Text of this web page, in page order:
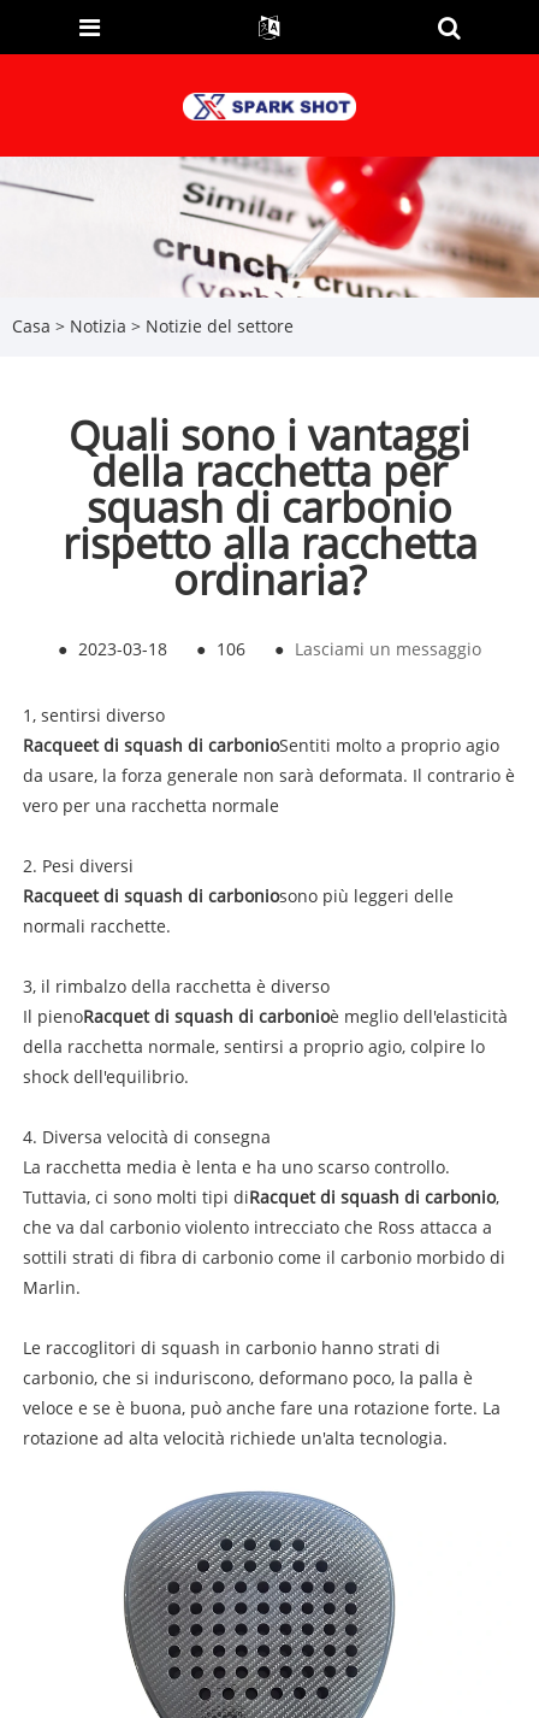
Casa > Notizia > Notizie del settore
Quali sono i vantaggi
della racchetta per
squash di carbonio
rispetto alla racchetta
ordinaria?
● 2023-03-18 ● 106 ● Lasciami un messaggio
1, sentirsi diverso
Racqueet di squash di carbonioSentiti molto a proprio agio
da usare, la forza generale non sarà deformata. Il contrario è
vero per una racchetta normale
2. Pesi diversi
Racqueet di squash di carboniosono più leggeri delle
normali racchette.
3, il rimbalzo della racchetta è diverso
Il pienoRacquet di squash di carbonioè meglio dell'elasticità
della racchetta normale, sentirsi a proprio agio, colpire lo
shock dell'equilibrio.
4. Diversa velocità di consegna
La racchetta media è lenta e ha uno scarso controllo.
Tuttavia, ci sono molti tipi diRacquet di squash di carbonio,
che va dal carbonio violento intrecciato che Ross attacca a
sottili strati di fibra di carbonio come il carbonio morbido di
Marlin.
Le raccoglitori di squash in carbonio hanno strati di
carbonio, che si induriscono, deformano poco, la palla è
veloce e se è buona, può anche fare una rotazione forte. La
rotazione ad alta velocità richiede un'alta tecnologia.